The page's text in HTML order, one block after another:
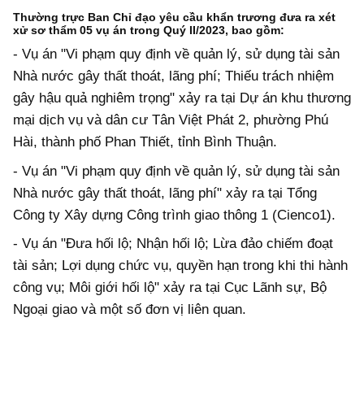
Thường trực Ban Chỉ đạo yêu cầu khẩn trương đưa ra xét
xử sơ thẩm 05 vụ án trong Quý II/2023, bao gồm:
- Vụ án "Vi phạm quy định về quản lý, sử dụng tài sản
Nhà nước gây thất thoát, lãng phí; Thiếu trách nhiệm
gây hậu quả nghiêm trọng" xảy ra tại Dự án khu thương
mại dịch vụ và dân cư Tân Việt Phát 2, phường Phú
Hài, thành phố Phan Thiết, tỉnh Bình Thuận.
- Vụ án "Vi phạm quy định về quản lý, sử dụng tài sản
Nhà nước gây thất thoát, lãng phí" xảy ra tại Tổng
Công ty Xây dựng Công trình giao thông 1 (Cienco1).
- Vụ án "Đưa hối lộ; Nhận hối lộ; Lừa đảo chiếm đoạt
tài sản; Lợi dụng chức vụ, quyền hạn trong khi thi hành
công vụ; Môi giới hối lộ" xảy ra tại Cục Lãnh sự, Bộ
Ngoại giao và một số đơn vị liên quan.